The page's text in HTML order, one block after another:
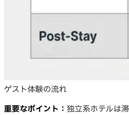
ゲスト体験の流れ
重要なポイント： 独立系ホテルは